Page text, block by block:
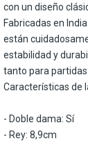
con un diseño
Fabricadas en
están
estabilidad y
tanto para
Características de
- Doble dama: Sí
- Rey: 8,9cm